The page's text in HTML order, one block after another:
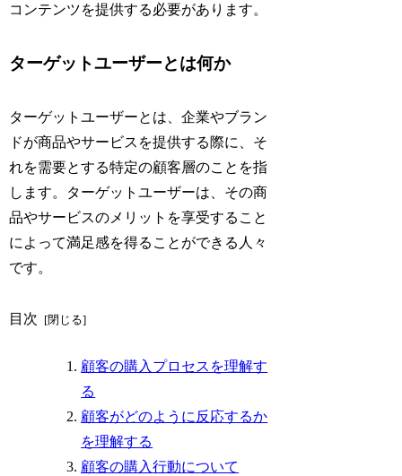
コンテンツを提供する必要があります。
ターゲットユーザーとは何か
ターゲットユーザーとは、企業やブラン
ドが商品やサービスを提供する際に、そ
れを需要とする特定の顧客層のことを指
します。ターゲットユーザーは、その商
品やサービスのメリットを享受すること
によって満足感を得ることができる人々
です。
目次
顧客の購入プロセスを理解す
る
顧客がどのように反応するか
を理解する
顧客の購入行動について